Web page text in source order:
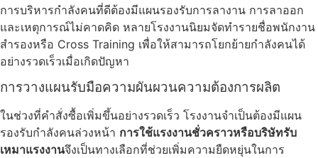
การบริหารกำลังคนที่ดีต้องมีแผนรองรับการลางาน การลาออก
และเหตุการณ์ไม่คาดคิด หลายโรงงานนิยมจัดทำรายชื่อพนักงาน
สำรองหรือ Cross Training เพื่อให้สามารถโยกย้ายกำลังคนได้
อย่างรวดเร็วเมื่อเกิดปัญหา
การวางแผนรับมือความผันผวนความต้องการผลิต
ในช่วงที่คำสั่งซื้อเพิ่มขึ้นอย่างรวดเร็ว โรงงานจำเป็นต้องมีแผน
รองรับกำลังคนล่วงหน้า การใช้แรงงานชั่วคราวหรือบริษัทรับ
เหมาแรงงานจึงเป็นทางเลือกที่ช่วยเพิ่มความยืดหยุ่นในการ